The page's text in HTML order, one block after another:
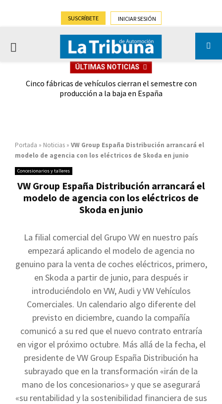
SUSCRÍBETE INICIAR SESIÓN
PRIMARY
ÚLTIMAS NOTICIAS
Cinco fábricas de vehículos cierran el semestre con
producción a la baja en España
Portada » Noticias » VW Group España Distribución arrancará el
modelo de agencia con los eléctricos de Skoda en junio
Concesionarios y talleres
VW Group España Distribución arrancará el
modelo de agencia con los eléctricos de
Skoda en junio
La filial comercial del Grupo VW en nuestro país
empezará aplicando el modelo de agencia no
genuino para la venta de coches eléctricos, primero,
en Skoda a partir de junio, para después ir
introduciéndolo en VW, Audi y VW Vehículos
Comerciales. Un calendario algo diferente del
previsto en diciembre, cuando la compañía
comunicó a su red que el nuevo contrato entraría
en vigor el próximo octubre. Más allá de la fecha, el
presidente de VW Group España Distribución ha
subrayado que en la transformación «irán de la
mano de los concesionarios» y que se asegurará
«su rentabilidad y la sostenibilidad financiera de sus